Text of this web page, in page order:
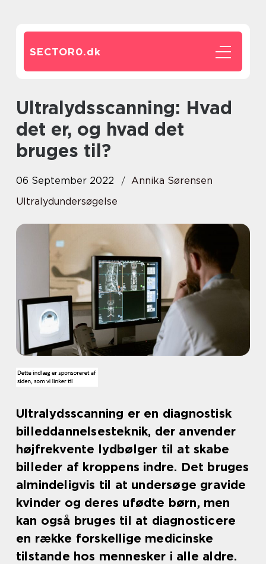
SECTOR0.dk
Ultralydsscanning: Hvad
det er, og hvad det
bruges til?
06 September 2022
Annika Sørensen
Ultralydundersøgelse
Ultralydsscanning er en diagnostisk
billeddannelsesteknik, der anvender
højfrekvente lydbølger til at skabe
billeder af kroppens indre. Det bruges
almindeligvis til at undersøge gravide
kvinder og deres ufødte børn, men
kan også bruges til at diagnosticere
en række forskellige medicinske
tilstande hos mennesker i alle aldre.